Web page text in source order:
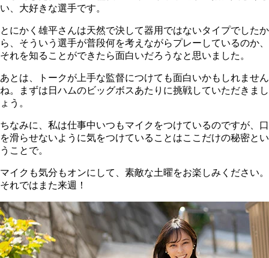
い、大好きな選手です。
とにかく雄平さんは天然で決して器用ではないタイプでしたか
ら、そういう選手が普段何を考えながらプレーしているのか、
それを知ることができたら面白いだろうなと思いました。
あとは、トークが上手な監督につけても面白いかもしれません
ね。まずは日ハムのビッグボスあたりに挑戦していただきまし
ょう。
ちなみに、私は仕事中いつもマイクをつけているのですが、口
を滑らせないように気をつけていることはここだけの秘密とい
うことで。
マイクも気分もオンにして、素敵な土曜をお楽しみください。
それではまた来週！